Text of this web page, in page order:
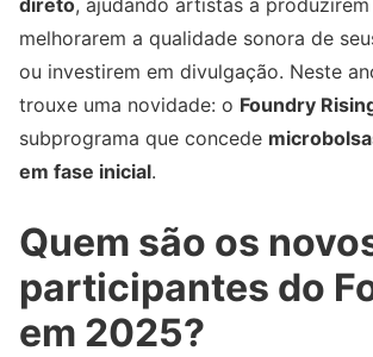
direto, ajudando artistas a
melhorarem a qualidade sonora de
ou investirem em divulgação. Neste
trouxe uma novidade: o Foundry
subprograma que concede
em fase inicial.
Quem são os
participantes do
em 2025?